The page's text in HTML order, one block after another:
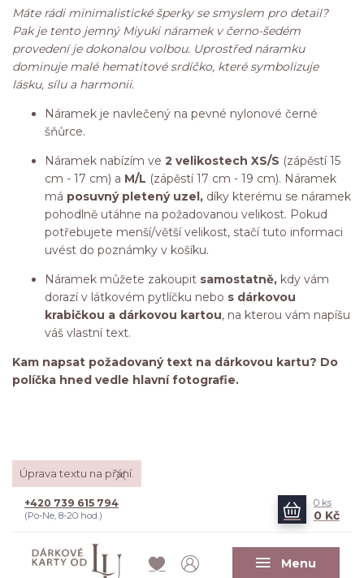
Máte rádi minimalistické šperky se smyslem pro detail?
Pak je tento jemný Miyuki náramek v černo-šedém
provedení je dokonalou volbou. Uprostřed náramku
dominuje malé hematitové srdíčko, které symbolizuje
lásku, sílu a harmonii.
Náramek je navlečený na pevné nylonové černé
šňůrce.
Náramek nabízím ve 2 velikostech XS/S (zápěstí 15
cm - 17 cm) a M/L (zápěstí 17 cm - 19 cm). Náramek
má posuvný pletený uzel, díky kterému se náramek
pohodlně utáhne na požadovanou velikost. Pokud
potřebujete menší/větší velikost, stačí tuto informaci
uvést do poznámky v košíku.
Náramek můžete zakoupit samostatně, kdy vám
dorazí v látkovém pytlíčku nebo s dárkovou
krabičkou a dárkovou kartou, na kterou vám napíšu
váš vlastní text.
Kam napsat požadovaný text na dárkovou kartu? Do
políčka hned vedle hlavní fotografie.
Úprava textu na přání.
Menu
+420 739 615 794
(Po-Ne, 8-20 hod.)
0 ks
0 Kč